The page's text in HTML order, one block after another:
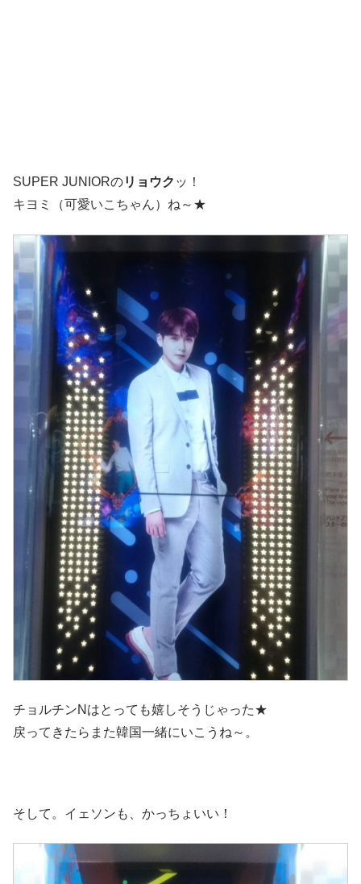
SUPER JUNIORのリョウク ッ！
キヨミ（可愛いこちゃん）ね～★
チョルチンNはとっても嬉しそうじゃった★
戻ってきたらまた韓国一緒にいこうね～。
そして。イェソンも、かっちょいい！